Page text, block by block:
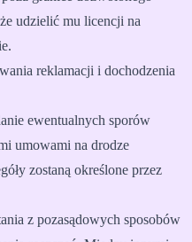
udzielić mu licencji na
reklamacji i dochodzenia
ewentualnych sporów
umowami na drodze
zostaną określone przez
z pozasądowych sposobów